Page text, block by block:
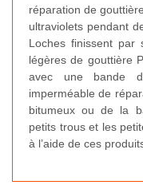
réparation de
ultraviolets pendant
Loches finissent par
légères de gouttière
avec une bande
imperméable de
bitumeux ou de la
petits trous et les
à l’aide de ces